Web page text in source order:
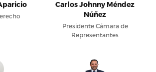
Carlos Johnny Méndez
Núñez
Presidente Cámara de
Representantes